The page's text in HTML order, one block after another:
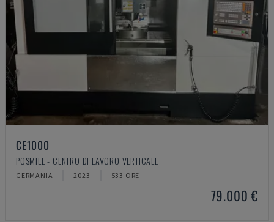
CE1000
POSMILL - CENTRO DI LAVORO VERTICALE
GERMANIA 2023 533 ORE
79.000 €